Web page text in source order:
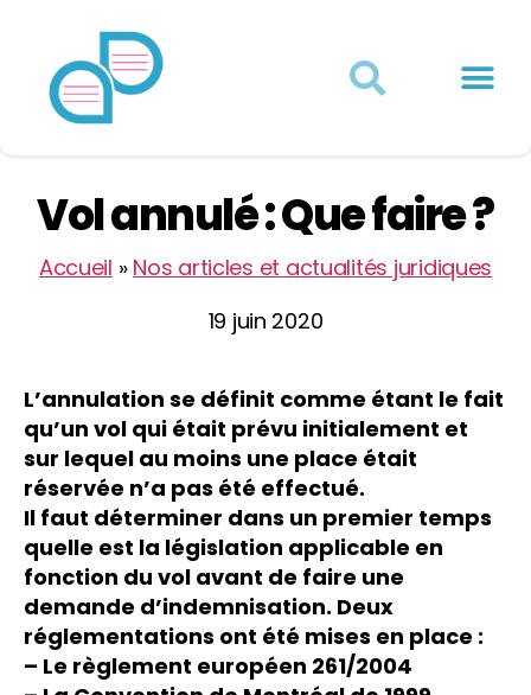
Vol annulé : Que faire ?
Accueil » Nos articles et actualités juridiques
19 juin 2020
L’annulation se définit comme étant le fait
qu’un vol qui était prévu initialement et
sur lequel au moins une place était
réservée n’a pas été effectué.
Il faut déterminer dans un premier temps
quelle est la législation applicable en
fonction du vol avant de faire une
demande d’indemnisation. Deux
réglementations ont été mises en place :
– Le règlement européen 261/2004